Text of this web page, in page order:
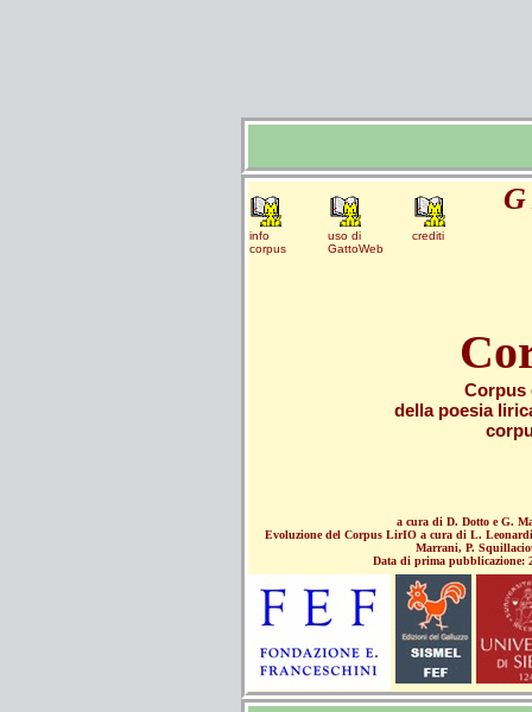
info
corpus
uso di
GattoWeb
crediti
Corpus
della poesia
a cura di D. Dotto e G.
Evoluzione del Corpus LirIO a cura di L.
Marrani, P.
Data di prima pubblicazione: